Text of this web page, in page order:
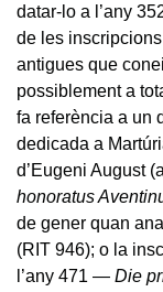
datar-lo a l’any
de les
antigues que
possiblement a
fa referència a un
dedicada a
d’Eugeni August
honoratus
de gener quan
(RIT 946); o la
l’any 471 — Die